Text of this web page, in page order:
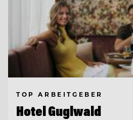
TOP ARBEITGEBER
Hotel Guglwald